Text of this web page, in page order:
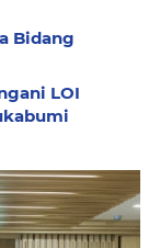
Bidang
LOI